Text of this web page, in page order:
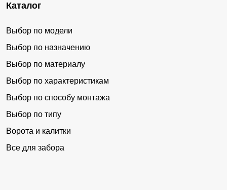
Каталог
Выбор по модели
Выбор по назначению
Выбор по материалу
Выбор по характеристикам
Выбор по способу монтажа
Выбор по типу
Ворота и калитки
Все для забора